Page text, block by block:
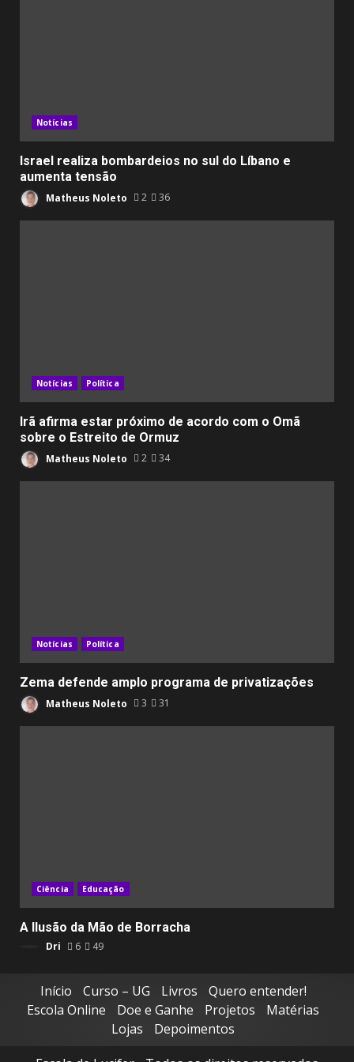
Notícias
Israel realiza bombardeios no sul do Líbano e
aumenta tensão
Matheus Noleto 2 36
Notícias Política
Irã afirma estar próximo de acordo com o Omã
sobre o Estreito de Ormuz
Matheus Noleto 2 34
Notícias Política
Zema defende amplo programa de privatizações
Matheus Noleto 3 31
Ciência Educação
A Ilusão da Mão de Borracha
Dri 6 49
Início Curso – UG Livros
Quero entender!
Escola Online
Doe e Ganhe Projetos
Matérias
Lojas
Depoimentos